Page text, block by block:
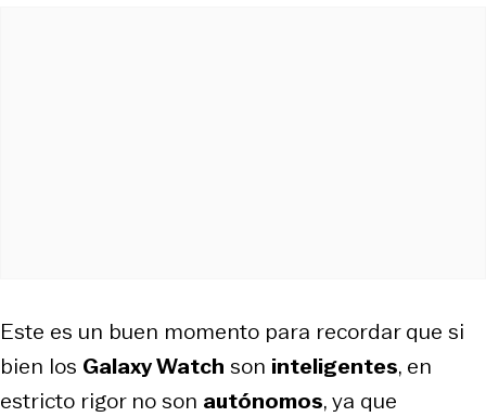
Este es un buen momento para recordar que si
bien los Galaxy Watch son inteligentes, en
estricto rigor no son autónomos, ya que